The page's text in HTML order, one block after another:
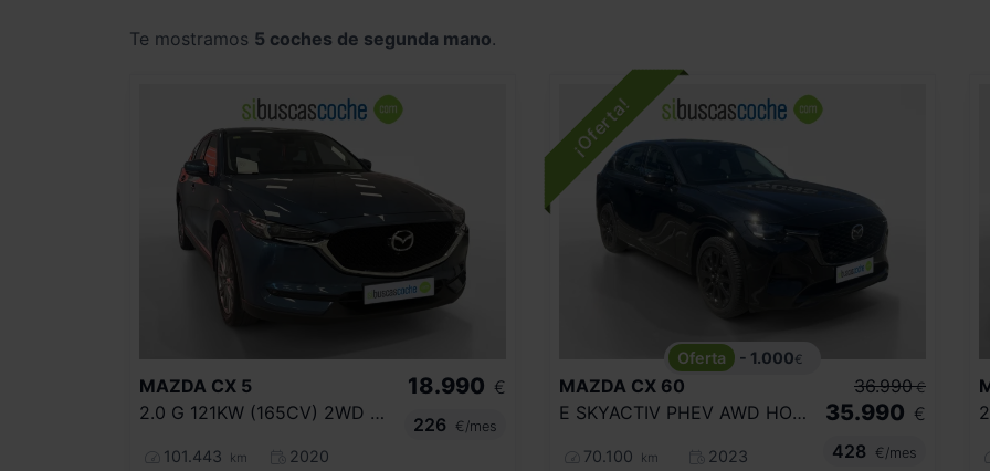
Te mostramos 5 coches de segunda mano.
MAZDA CX 5
2.0 G 121KW (165CV) 2WD ZENITH
101.443 km
2020
18.990 €
226
€/mes
- 1.000€
MAZDA CX 60
E SKYACTIV PHEV AWD HOMURA
70.100 km
2023
36.990 €
35.990 €
428
€/mes